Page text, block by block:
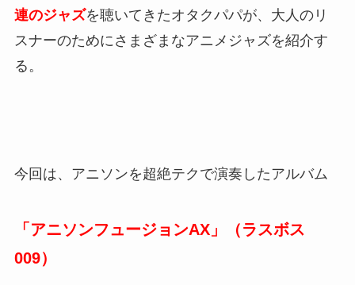
連のジャズを聴いてきたオタクパパが、大人のリ
スナーのためにさまざまなアニメジャズを紹介す
る。
今回は、アニソンを超絶テクで演奏したアルバム
「アニソンフュージョンAX」（ラスボス
009）